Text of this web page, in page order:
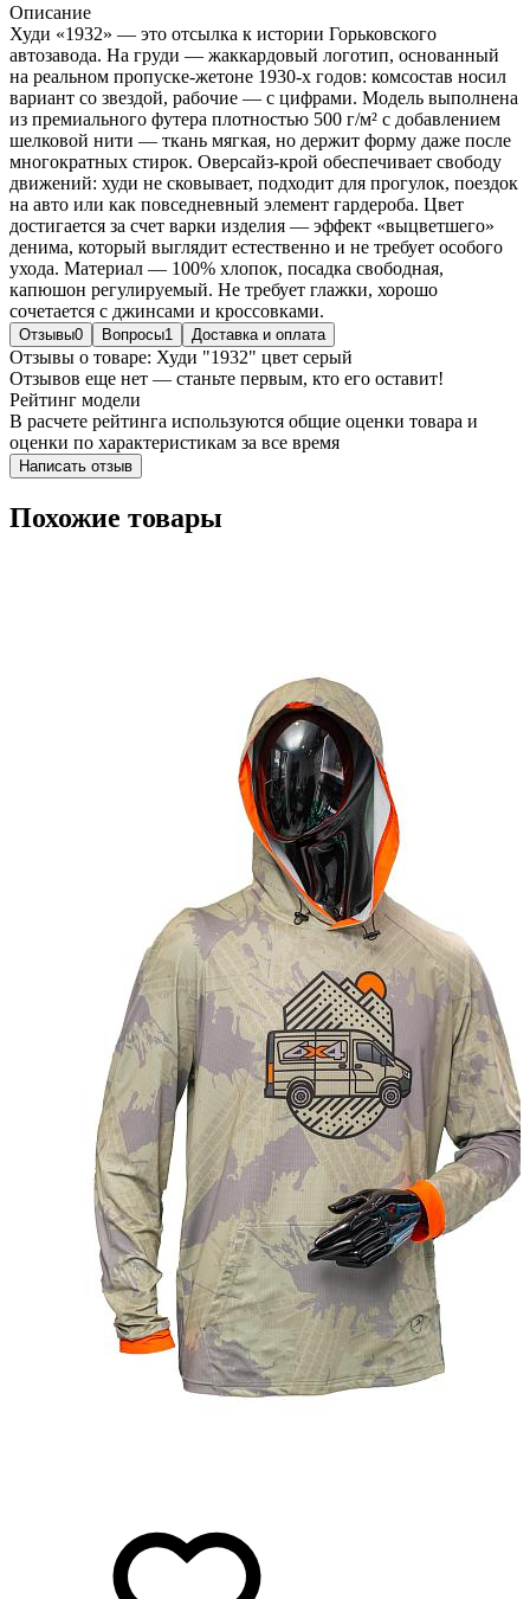
Описание
Худи «1932» — это отсылка к истории Горьковского
автозавода. На груди — жаккардовый логотип, основанный
на реальном пропуске-жетоне 1930-х годов: комсостав носил
вариант со звездой, рабочие — с цифрами. Модель выполнена
из премиального футера плотностью 500 г/м² с добавлением
шелковой нити — ткань мягкая, но держит форму даже после
многократных стирок. Оверсайз-крой обеспечивает свободу
движений: худи не сковывает, подходит для прогулок, поездок
на авто или как повседневный элемент гардероба. Цвет
достигается за счет варки изделия — эффект «выцветшего»
денима, который выглядит естественно и не требует особого
ухода. Материал — 100% хлопок, посадка свободная,
капюшон регулируемый. Не требует глажки, хорошо
сочетается с джинсами и кроссовками.
Отзывы0 Вопросы1 Доставка и оплата
Отзывы о товаре: Худи "1932" цвет серый
Отзывов еще нет — станьте первым, кто его оставит!
Рейтинг модели
В расчете рейтинга используются общие оценки товара и
оценки по характеристикам за все время
Написать отзыв
Похожие товары